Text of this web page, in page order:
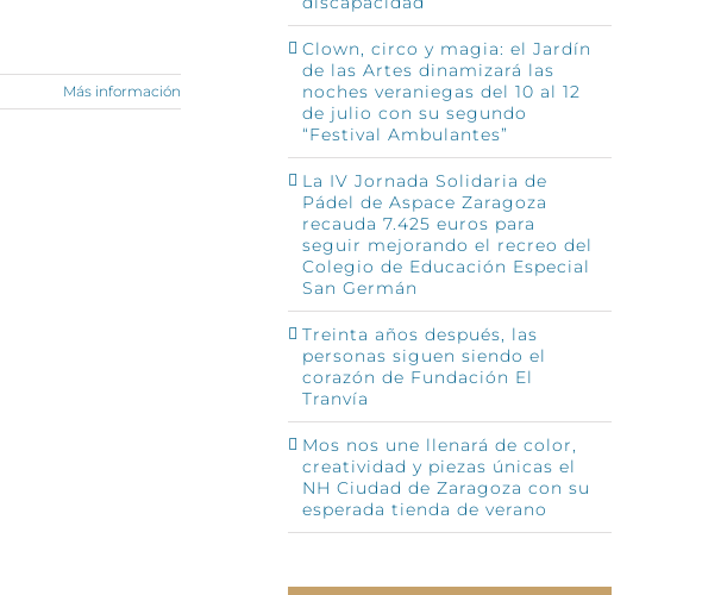
Más información
Clown, circo y magia: el Jardín
de las Artes dinamizará las
noches veraniegas del 10 al 12
de julio con su segundo
“Festival Ambulantes”
La IV Jornada Solidaria de
Pádel de Aspace Zaragoza
recauda 7.425 euros para
seguir mejorando el recreo del
Colegio de Educación Especial
San Germán
Treinta años después, las
personas siguen siendo el
corazón de Fundación El
Tranvía
Mos nos une llenará de color,
creatividad y piezas únicas el
NH Ciudad de Zaragoza con su
esperada tienda de verano